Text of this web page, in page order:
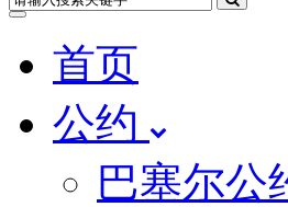
首页
公约
巴塞尔公